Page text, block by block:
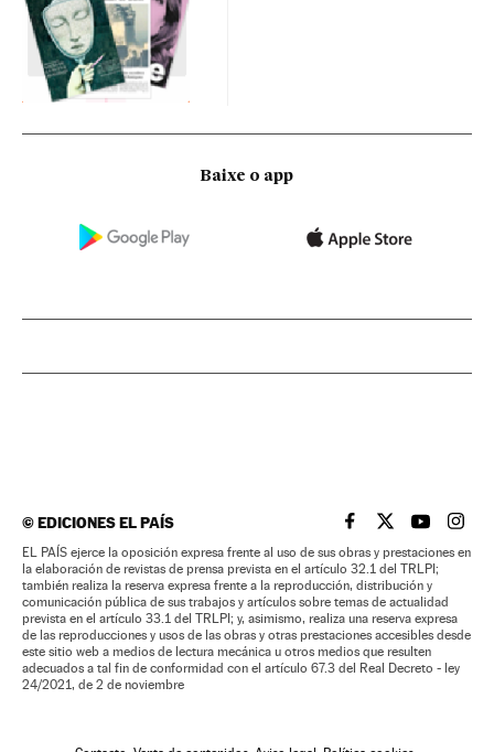
Baixe o app
©EDICIONES EL PAÍS EL PAÍS BRASIL EN
EL PAÍSEL PAÍS
EL
EL PAÍS ejerce la oposición expresa frente al uso de sus obras y prestaciones en
la elaboración de revistas de prensa prevista en el artículo 32.1 del TRLPI;
también realiza la reserva expresa frente a la reproducción, distribución y
comunicación pública de sus trabajos y artículos sobre temas de actualidad
prevista en el artículo 33.1 del TRLPI; y, asimismo, realiza una reserva expresa
de las reproducciones y usos de las obras y otras prestaciones accesibles desde
este sitio web a medios de lectura mecánica u otros medios que resulten
adecuados a tal fin de conformidad con el artículo 67.3 del Real Decreto - ley
24/2021, de 2 de noviembre